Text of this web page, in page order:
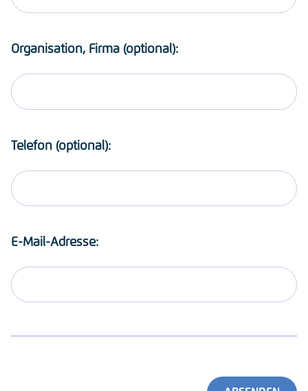
Organisation, Firma (optional):
Telefon (optional):
E-Mail-Adresse: